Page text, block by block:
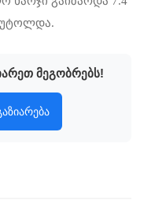
მეგობრებს!